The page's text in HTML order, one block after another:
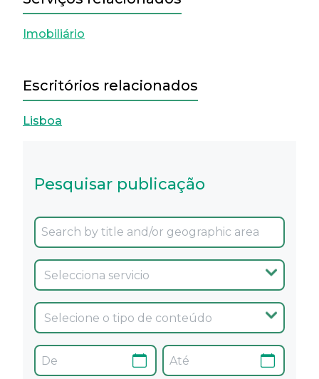
Imobiliário
Escritórios relacionados
Lisboa
Pesquisar publicação